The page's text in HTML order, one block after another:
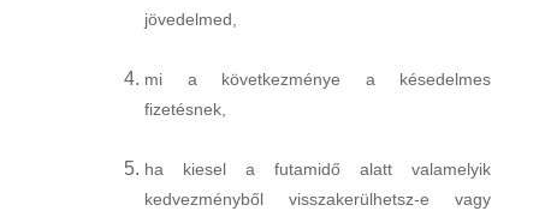
jövedelmed,
mi a következménye a késedelmes
fizetésnek,
ha kiesel a futamidő alatt valamelyik
kedvezményből visszakerülhetsz-e vagy